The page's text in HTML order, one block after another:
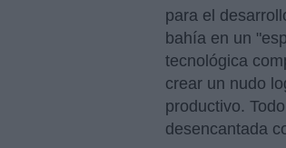
para el
bahía en un
tecnológica
crear un nudo
productivo.
desencantada